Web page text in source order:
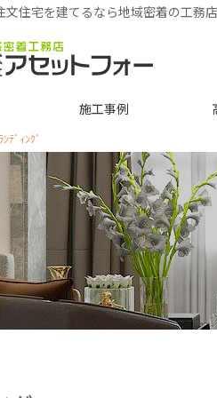
文住宅を建てるなら地域密着の工務
施工事例
ﾝﾃﾞｨﾝｸﾞ